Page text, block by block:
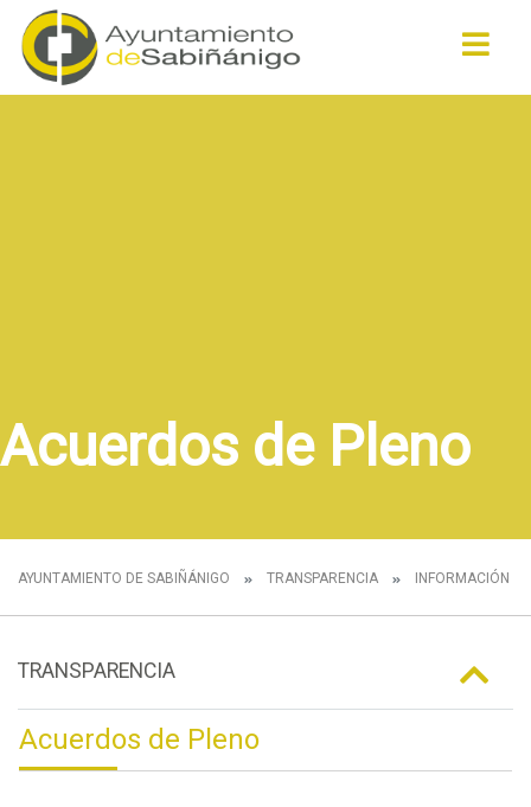
Acuerdos de Pleno
AYUNTAMIENTO DE SABIÑÁNIGO TRANSPARENCIA INFORMACIÓN
TRANSPARENCIA
Acuerdos de Pleno